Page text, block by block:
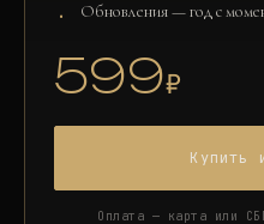
Обновления — год с
599₽
Купить
Оплата — карта или